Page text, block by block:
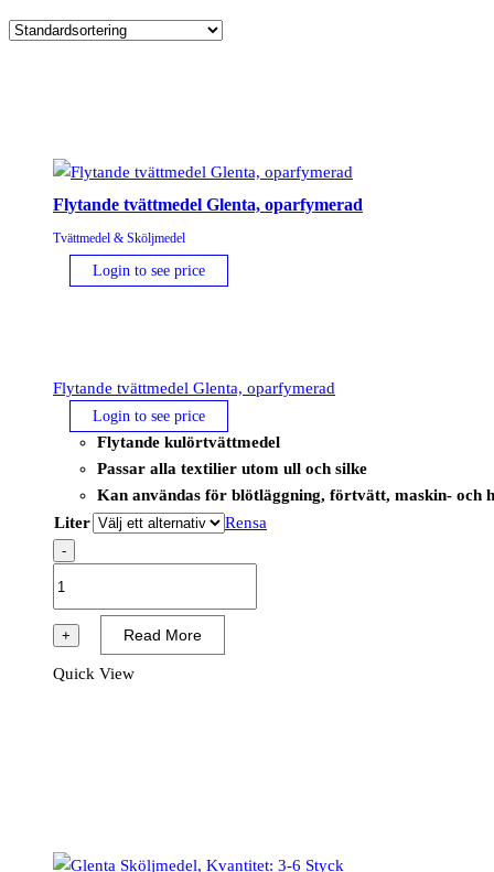
Flytande tvättmedel Glenta, oparfymerad
Tvättmedel & Sköljmedel
Login to see price
Flytande tvättmedel Glenta, oparfymerad
Login to see price
Flytande kulörtvättmedel
Passar alla textilier utom ull och silke
Kan användas för blötläggning, förtvätt, maskin- och
Liter
Rensa
-
Glenta,
oparfymerad
mängd
+ Read More
Quick View